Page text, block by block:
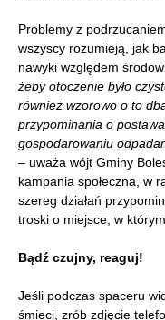
Problemy z
wszyscy rozumieją, jak
nawyki względem
żeby otoczenie było
również wzorowo o to
przypominania o
gospodarowaniu
– uważa wójt Gminy
kampania społeczna, w
szereg działań
troski o miejsce, w
Bądź czujny, reaguj!
Jeśli podczas spaceru
śmieci, zrób zdjęcie